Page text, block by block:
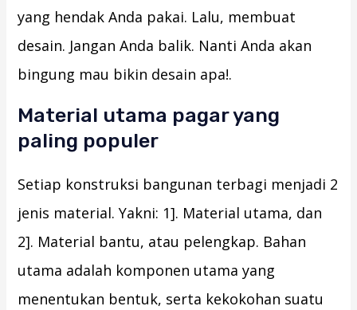
yang hendak Anda pakai. Lalu, membuat
desain. Jangan Anda balik. Nanti Anda akan
bingung mau bikin desain apa!.
Material utama pagar yang
paling populer
Setiap konstruksi bangunan terbagi menjadi 2
jenis material. Yakni: 1]. Material utama, dan
2]. Material bantu, atau pelengkap. Bahan
utama adalah komponen utama yang
menentukan bentuk, serta kekokohan suatu